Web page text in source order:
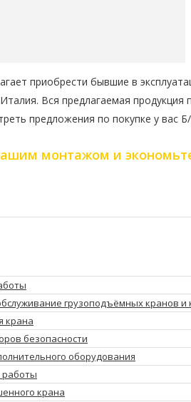
приобрести бывшие в
Вся предлагаемая
предложения по покупке у вас
монтажом и
грузоподъёмных кранов и
крана
безопасности
оборудования
крана